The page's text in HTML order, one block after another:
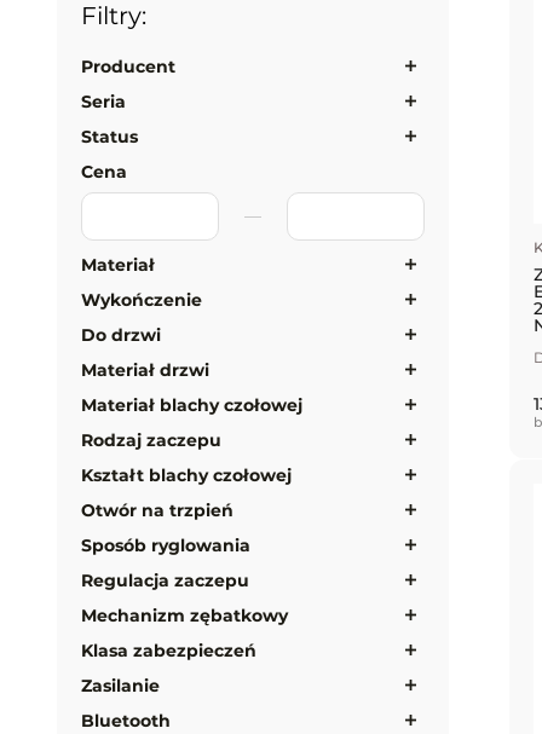
Filtry:
Producent
Seria
Status
Cena
Materiał
Wykończenie
Do drzwi
Materiał drzwi
Materiał blachy czołowej
Rodzaj zaczepu
Kształt blachy czołowej
Otwór na trzpień
Sposób ryglowania
Regulacja zaczepu
Mechanizm zębatkowy
Klasa zabezpieczeń
Zasilanie
Bluetooth